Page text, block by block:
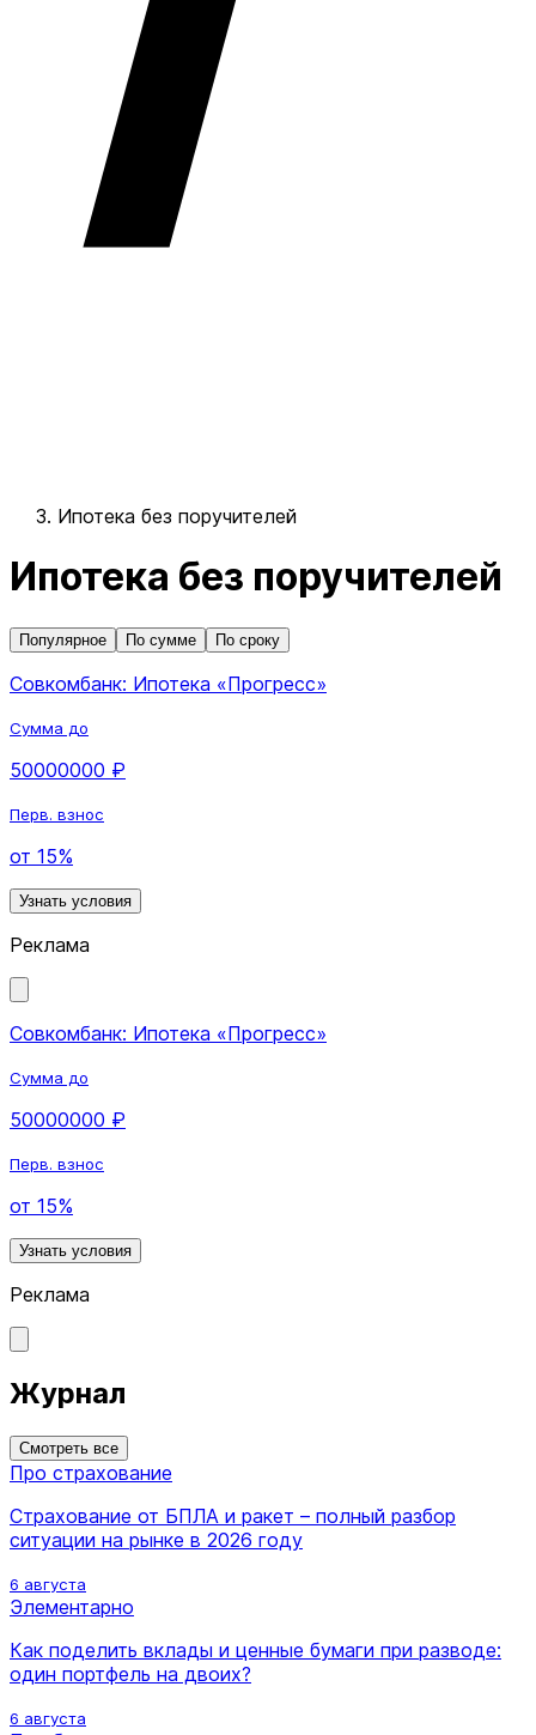
Ипотека без поручителей
Ипотека без поручителей
Популярное По сумме По сроку
Совкомбанк: Ипотека «Прогресс»
Сумма до
50000000 ₽
Перв. взнос
от 15%
Узнать условия
Реклама
Совкомбанк: Ипотека «Прогресс»
Сумма до
50000000 ₽
Перв. взнос
от 15%
Узнать условия
Реклама
Журнал
Смотреть все
Про страхование
Страхование от БПЛА и ракет – полный разбор
ситуации на рынке в 2026 году
6 августа
Элементарно
Как поделить вклады и ценные бумаги при разводе:
один портфель на двоих?
6 августа